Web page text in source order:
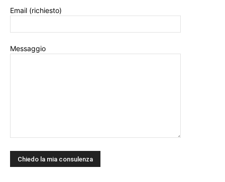
Email (richiesto)
Messaggio